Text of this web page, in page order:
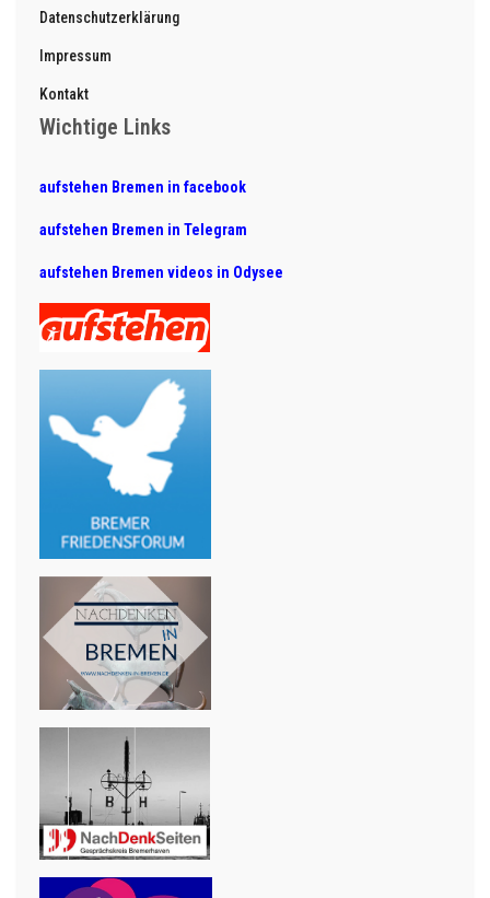
Datenschutzerklärung
Impressum
Kontakt
Wichtige Links
aufstehen Bremen in facebook
aufstehen Bremen in Telegram
aufstehen Bremen videos in Odysee